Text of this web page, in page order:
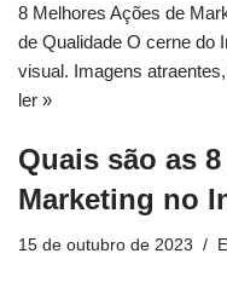
8 Melhores Ações de
de Qualidade O cerne do
visual. Imagens
ler »
Quais são as
Marketing no
15 de outubro de 2023